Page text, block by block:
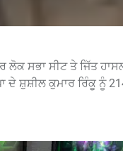
ਲੋਕ ਸਭਾ ਸੀਟ ਤੇ ਜਿੱਤ
ਦੇ ਸ਼ੁਸ਼ੀਲ ਕੁਮਾਰ ਰਿੰਕੂ ਨੂੰ